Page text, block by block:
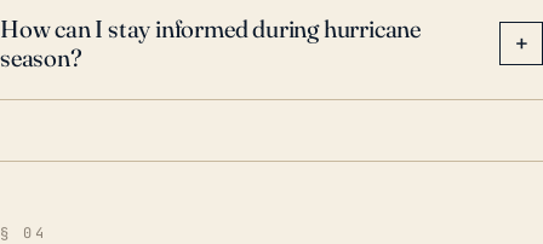
How can I stay informed during hurricane
season?
+
§ 04